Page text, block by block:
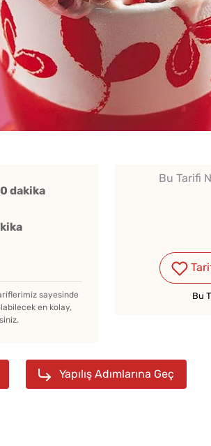
dakika
sayesinde
en kolay,
Bu Tarifi
Bu
Yapılış Adımlarına Geç
Ev Yapımı
Kaç Yıl Dayanır?
Nasıl Saklanır?